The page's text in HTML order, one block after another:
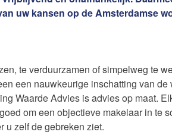
Huis kopen
uw kansen op de Amsterdamse
te verduurzamen of simpelweg te
een nauwkeurige inschatting van
Waarde Advies is advies op maat.
om een objectieve makelaar in te
u zelf de gebreken ziet.